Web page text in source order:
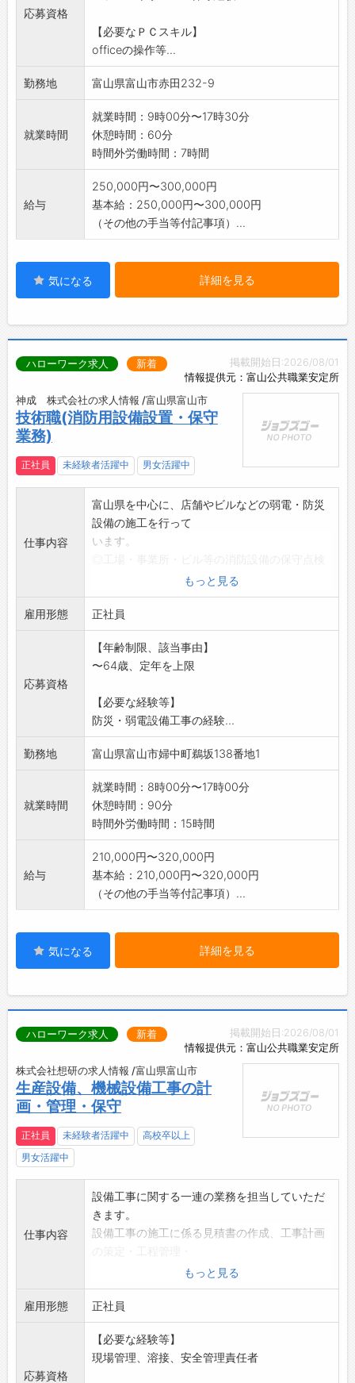
応募資格
【必要なＰＣスキル】
officeの操作等...
勤務地 富山県富山市赤田232-9
就業時間
就業時間：9時00分〜17時30分
休憩時間：60分
時間外労働時間：7時間
給与
250,000円〜300,000円
基本給：250,000円〜300,000円
（その他の手当等付記事項）...
気になる 詳細を見る
掲載開始日:2026/08/01
情報提供元：富山公共職業安定所
ハローワーク求人 新着
神成 株式会社の求人情報 /富山県富山市
技術職(消防用設備設置・保守
業務)
正社員 未経験者活躍中 男女活躍中
仕事内容
富山県を中心に、店舗やビルなどの弱電・防災
設備の施工を行って
います。
◎消防設備工事 自動火災報知設備、非常放送
設備など
◎弱電工事 放送放送設備、LAN設備など
また、従業員の年齢も平均30代で、若い世代が
中心となって支え
ています。
事なく、自分の能
力を高めることができます。
【変更の範囲:変更なし】
もっと見る
雇用形態 正社員
応募資格
【年齢制限、該当事由】
〜64歳、定年を上限
【必要な経験等】
防災・弱電設備工事の経験...
勤務地 富山県富山市婦中町鵜坂138番地1
就業時間
就業時間：8時00分〜17時00分
休憩時間：90分
時間外労働時間：15時間
給与
210,000円〜320,000円
基本給：210,000円〜320,000円
（その他の手当等付記事項）...
気になる 詳細を見る
掲載開始日:2026/08/01
情報提供元：富山公共職業安定所
ハローワーク求人 新着
株式会社想研の求人情報 /富山県富山市
生産設備、機械設備工事の計
画・管理・保守
正社員 未経験者活躍中
高校卒以上
男女活躍中
仕事内容
設備工事に関する一連の業務を担当していただ
きます。
設備工事の施工に係る見積書の作成、工事計画
工事報告書の作成、工事監理までの一連業務
顧客対応(定期的なメンテナンスや、改修等の打
ち合わせなど)
※男女とも可能な仕事です。
※業務エリアは主に県内
【変更の範囲:なし】
もっと見る
雇用形態 正社員
応募資格
【必要な経験等】
現場管理、溶接、安全管理責任者